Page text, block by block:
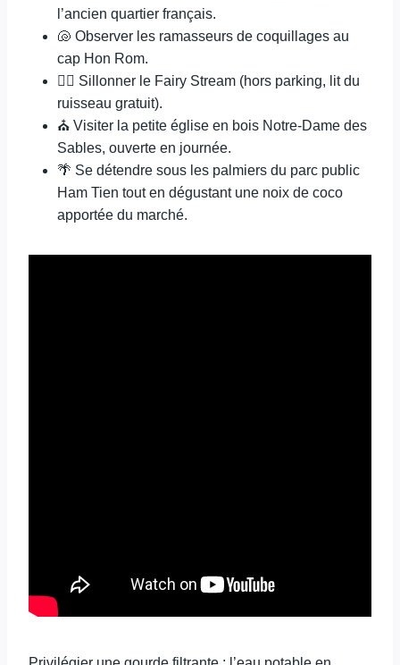
l’ancien quartier français.
🐚 Observer les ramasseurs de coquillages au
cap Hon Rom.
🚶‍♂️ Sillonner le Fairy Stream (hors parking, lit du
ruisseau gratuit).
⛪ Visiter la petite église en bois Notre-Dame des
Sables, ouverte en journée.
🌴 Se détendre sous les palmiers du parc public
Ham Tien tout en dégustant une noix de coco
apportée du marché.